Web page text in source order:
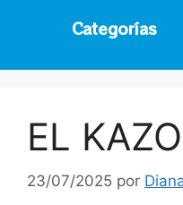
Categorías
EL
23/07/2025 por